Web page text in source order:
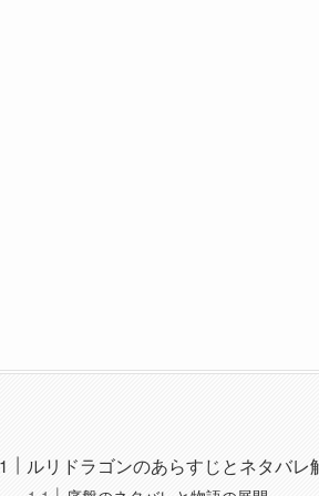
ルリドラゴンのあらすじとネタバレ